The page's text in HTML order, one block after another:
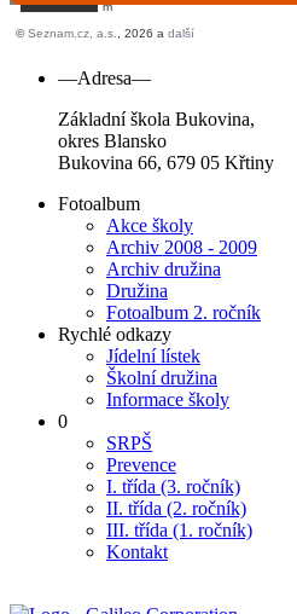
—Adresa—
Základní škola Bukovina,
okres Blansko
Bukovina 66, 679 05 Křtiny
Fotoalbum
Akce školy
Archiv 2008 - 2009
Archiv družina
Družina
Fotoalbum 2. ročník
Rychlé odkazy
Jídelní lístek
Školní družina
Informace školy
0
SRPŠ
Prevence
I. třída (3. ročník)
II. třída (2. ročník)
III. třída (1. ročník)
Kontakt